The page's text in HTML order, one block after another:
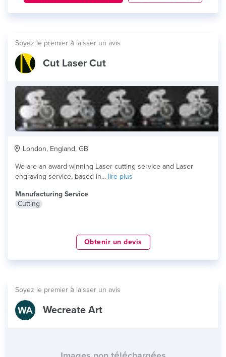
Soyez le premier à laisser un avis
Cut Laser Cut
London, England, GB
We are an award winning Laser cutting service and Laser
engraving service, based in... lire plus
Manufacturing Service
Cutting
Obtenir un devis
Soyez le premier à laisser un avis
Wecreate Art